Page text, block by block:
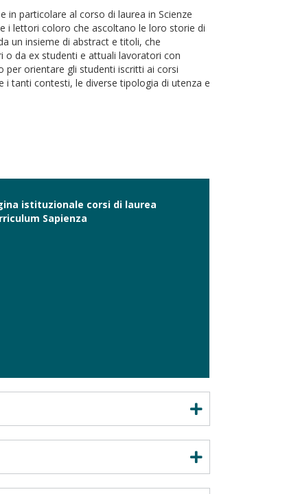
in particolare al corso di laurea in Scienze
i lettori coloro che ascoltano le loro storie di
un insieme di abstract e titoli, che
o da ex studenti e attuali lavoratori con
per orientare gli studenti iscritti ai corsi
tanti contesti, le diverse tipologia di utenza e
istituzionale corsi di laurea
Sapienza